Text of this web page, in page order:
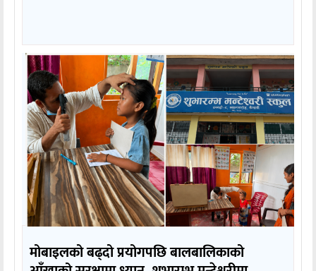
मोबाइलको बढ्दो प्रयोगपछि बालबालिकाको